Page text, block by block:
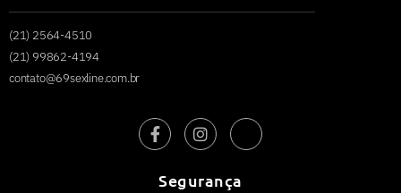
(21) 2564-4510
(21) 99862-4194
contato@69sexline.com.br
Segurança